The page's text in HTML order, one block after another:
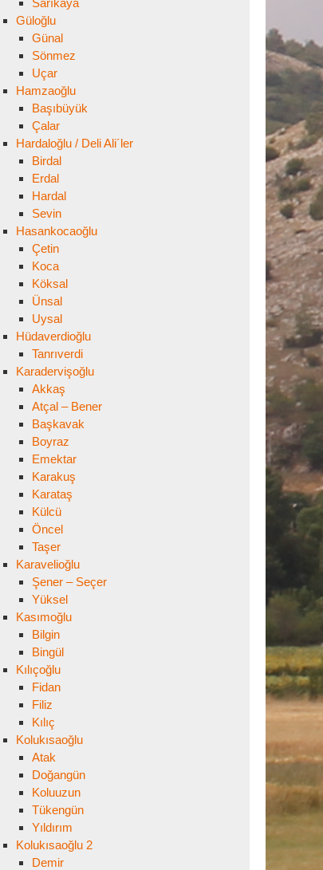
Sarıkaya
Güloğlu
Günal
Sönmez
Uçar
Hamzaoğlu
Başıbüyük
Çalar
Hardaloğlu / Deli Ali´ler
Birdal
Erdal
Hardal
Sevin
Hasankocaoğlu
Çetin
Koca
Köksal
Ünsal
Uysal
Hüdaverdioğlu
Tanrıverdi
Karadervişoğlu
Akkaş
Atçal – Bener
Başkavak
Boyraz
Emektar
Karakuş
Karataş
Külcü
Öncel
Taşer
Karavelioğlu
Şener – Seçer
Yüksel
Kasımoğlu
Bilgin
Bingül
Kılıçoğlu
Fidan
Filiz
Kılıç
Kolukısaoğlu
Atak
Doğangün
Koluuzun
Tükengün
Yıldırım
Kolukısaoğlu 2
Demir